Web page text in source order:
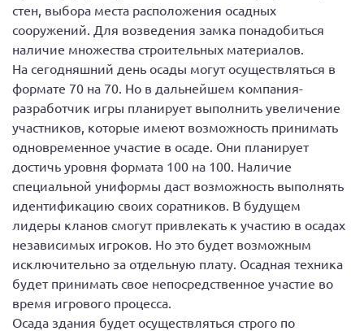
стен, выбора места расположения осадных
сооружений. Для возведения замка понадобиться
наличие множества строительных материалов.
На сегодняшний день осады могут осуществляться в
формате 70 на 70. Но в дальнейшем компания-
разработчик игры планирует выполнить увеличение
участников, которые имеют возможность принимать
одновременное участие в осаде. Они планирует
достичь уровня формата 100 на 100. Наличие
специальной униформы даст возможность выполнять
идентификацию своих соратников. В будущем
лидеры кланов смогут привлекать к участию в осадах
независимых игроков. Но это будет возможным
исключительно за отдельную плату. Осадная техника
будет принимать свое непосредственное участие во
время игрового процесса.
Осада здания будет осуществляться строго по